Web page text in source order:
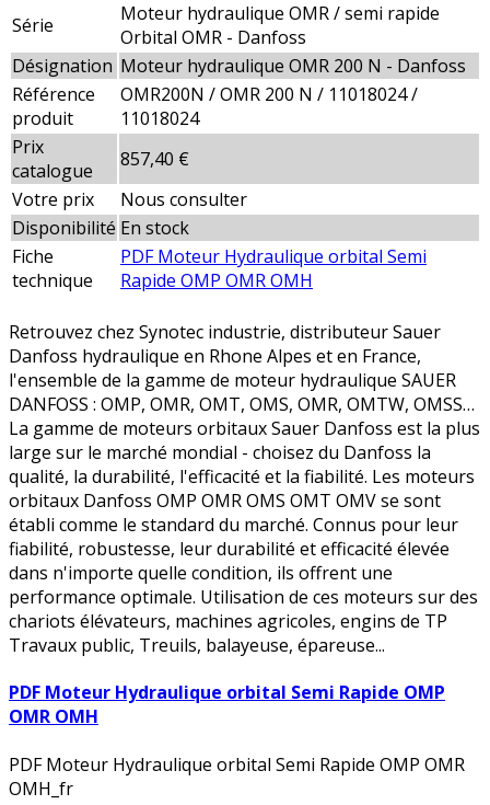
Série
Moteur hydraulique OMR / semi rapide
Orbital OMR - Danfoss
Désignation Moteur hydraulique OMR 200 N - Danfoss
Référence
produit
OMR200N / OMR 200 N / 11018024 /
11018024
Prix
catalogue
857,40 €
Votre prix
Nous consulter
Disponibilité En stock
Fiche
technique
PDF Moteur Hydraulique orbital Semi
Rapide OMP OMR OMH
Retrouvez chez Synotec industrie, distributeur Sauer
Danfoss hydraulique en Rhone Alpes et en France,
l'ensemble de la gamme de moteur hydraulique SAUER
DANFOSS : OMP, OMR, OMT, OMS, OMR, OMTW, OMSS…
La gamme de moteurs orbitaux Sauer Danfoss est la plus
large sur le marché mondial - choisez du Danfoss la
qualité, la durabilité, l'efficacité et la fiabilité. Les moteurs
orbitaux Danfoss OMP OMR OMS OMT OMV se sont
établi comme le standard du marché. Connus pour leur
fiabilité, robustesse, leur durabilité et efficacité élevée
dans n'importe quelle condition, ils offrent une
performance optimale. Utilisation de ces moteurs sur des
chariots élévateurs, machines agricoles, engins de TP
Travaux public, Treuils, balayeuse, épareuse...
PDF Moteur Hydraulique orbital Semi Rapide OMP
OMR OMH
PDF Moteur Hydraulique orbital Semi Rapide OMP OMR
OMH_fr